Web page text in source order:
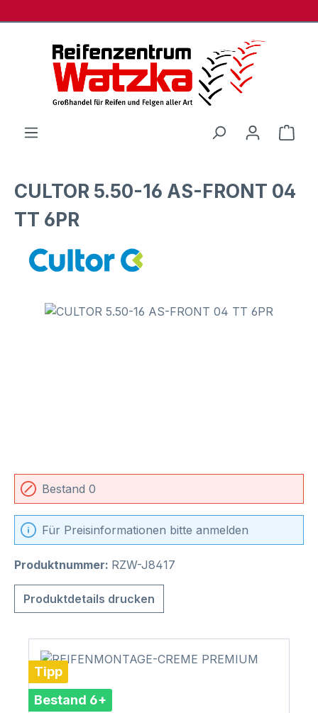
CULTOR 5.50-16 AS-FRONT 04
TT 6PR
Bildergalerie überspringen
Bestand 0
Für Preisinformationen bitte anmelden
Produktnummer: RZW-J8417
Produktdetails drucken
Tipp
Bestand 6+